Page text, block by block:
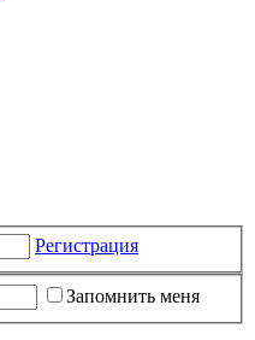
Регистрация
Запомнить меня